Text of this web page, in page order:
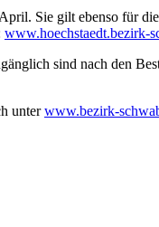
Sie gilt ebenso für
www.hoechstaedt.bezirk-
sind nach den
unterwww.bezirk-